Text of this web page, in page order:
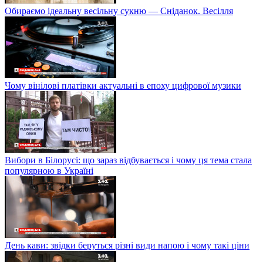
Обираємо ідеальну весільну сукню — Сніданок. Весілля
Чому вінілові платівки актуальні в епоху цифрової музики
Вибори в Білорусі: що зараз відбувається і чому ця тема стала
популярною в Україні
День кави: звідки беруться різні види напою і чому такі ціни